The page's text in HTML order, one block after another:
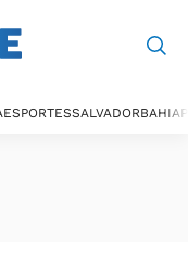
ESPORTESSALVADORBAHIA